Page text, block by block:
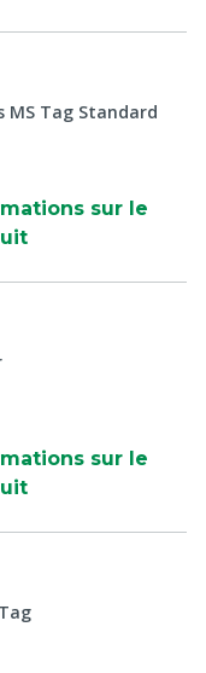
MS Tag Standard
sur le
sur le